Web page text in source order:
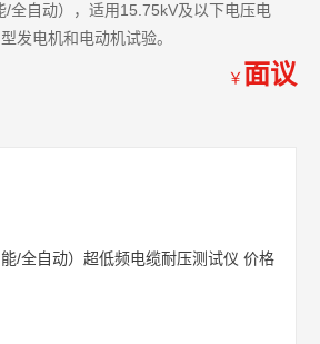
全自动），适用15.75kV及以下电压电
发电机和电动机试验。
￥ 面议